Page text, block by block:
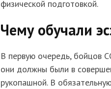
физической подготовкой.
Чему обучали
В первую очередь, бойцов
они должны были в
рукопашной. В